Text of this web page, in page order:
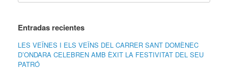
Entradas recientes
LES VEÏNES I ELS VEÏNS DEL CARRER SANT DOMÈNEC
D’ONDARA CELEBREN AMB ÈXIT LA FESTIVITAT DEL SEU
PATRÓ